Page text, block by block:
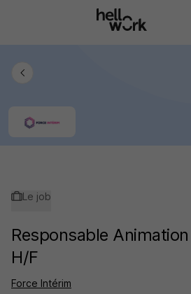
Le job
Responsable
H/F
Force Intérim